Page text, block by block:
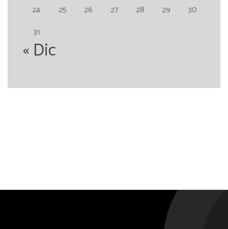
24
25 26 27 28 29
30
31
« Dic